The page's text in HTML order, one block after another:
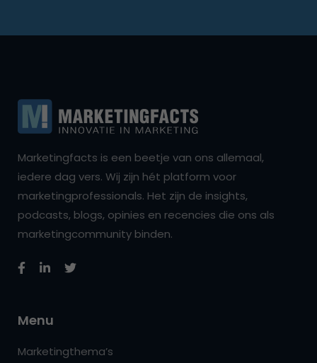
Marketingfacts is een beetje van ons allemaal,
iedere dag vers. Wij zijn hét platform voor
marketingprofessionals. Het zijn de insights,
podcasts, blogs, opinies en recencies die ons als
marketingcommunity binden.
Menu
Marketingthema’s